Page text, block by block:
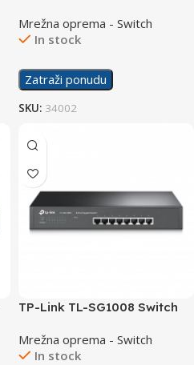
Port PoE
Mrežna oprema - Switch
In stock
Zatraži ponudu
SKU: 34002
TP-Link TL-SG1008 Switch
Mrežna oprema - Switch
In stock